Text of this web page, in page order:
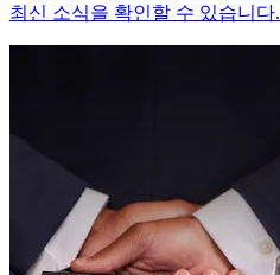
최신 소식을 확인할 수 있습니다.